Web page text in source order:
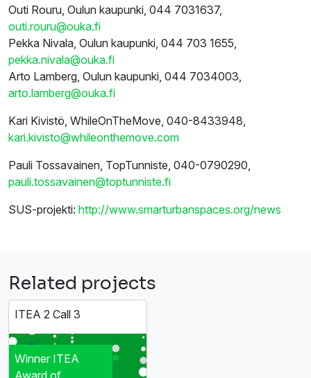
Outi Rouru, Oulun kaupunki, 044 7031637,
outi.rouru@ouka.fi
Pekka Nivala, Oulun kaupunki, 044 703 1655,
pekka.nivala@ouka.fi
Arto Lamberg, Oulun kaupunki, 044 7034003,
arto.lamberg@ouka.fi
Kari Kivistö, WhileOnTheMove, 040-8433948,
kari.kivisto@whileonthemove.com
Pauli Tossavainen, TopTunniste, 040-0790290,
pauli.tossavainen@toptunniste.fi
SUS-projekti: http://www.smarturbanspaces.org/news
Related projects
ITEA 2 Call 3
Winner ITEA